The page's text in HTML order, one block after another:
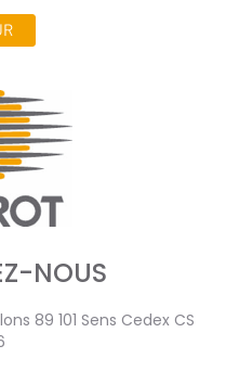
NOUS
89 101 Sens Cedex CS